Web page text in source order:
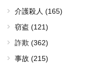
介護殺人 (165)
窃盗 (121)
詐欺 (362)
事故 (215)